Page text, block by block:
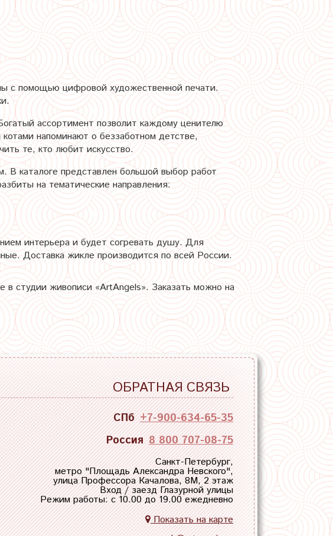
с помощью цифровой художественной печати.
ассортимент позволит каждому ценителю
напоминают о беззаботном детстве,
те, кто любит искусство.
В каталоге представлен большой выбор работ
на тематические направления:
интерьера и будет согревать душу. Для
Доставка жикле производится по всей России.
в студии живописи «ArtAngels». Заказать можно на
ОБРАТНАЯ СВЯЗЬ
СПб +7-900-634-65-35
Россия 8 800 707-08-75
Санкт-Петербург,
метро "Площадь Александра Невского",
улица Профессора Качалова, 8М, 2 этаж
Вход / заезд Глазурной улицы
Режим работы: с 10.00 до 19.00 ежедневно
Показать на карте